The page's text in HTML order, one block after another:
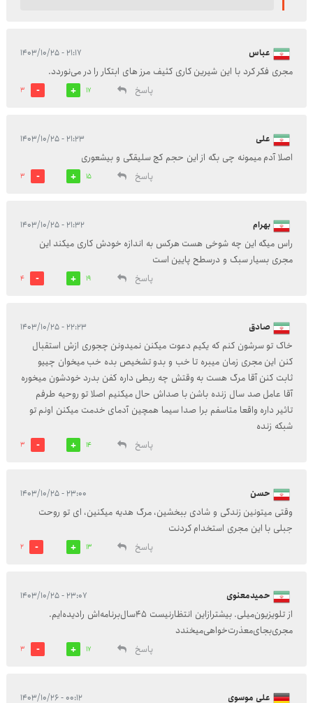
عباس ۲۱:۱۷ - ۱۴۰۳/۱۰/۲۵
مجری فکر کرد با این شیرین کاری کثیف مرز های ابتکار را در می‌نوردد.
پاسخ
17
3
علی ۲۱:۲۳ - ۱۴۰۳/۱۰/۲۵
اصلا آدم میمونه چی بگه از این حجم کج سلیقگی و بیشعوری
پاسخ
15
3
بهرام ۲۱:۳۲ - ۱۴۰۳/۱۰/۲۵
راس میگه این چه شوخی هست هرکس به اندازه خودش کاری میکند این
مجری بسیار سبک و درسطح پایین است
پاسخ
19
4
صادق ۲۲:۲۳ - ۱۴۰۳/۱۰/۲۵
خاک تو سرشون کنم که یکیم دعوت میکنن نمیدونن چجوری ازش استقبال
کنن این مجری زمان میبره تا خب و بدو تشخیص بده خب میخوان چییو
ثابت کنن آقا مرگ هست به وقتش چه ربطی داره کفن بدرد خودشون میخوره
آقا عامل صد سال زنده باشن با صداش حال میکنیم اصلا تو روحیه طرفم
تاثیر داره واقعا متاسفم برا صدا سیما همچین آدمای خدمت میکنن اونم تو
شبکه زنده
پاسخ
14
3
حسن ۲۳:۰۰ - ۱۴۰۳/۱۰/۲۵
وقتی میتونین زندگی و شادی ببخشین، مرگ هدیه میکنین، ای تو روحت
جبلی با این مجری استخدام کردنت
پاسخ
13
2
حمید‌معنوی ۲۳:۰۷ - ۱۴۰۳/۱۰/۲۵
از تلویزیون‌میلی. بیشترازاین انتظار‌نیست ۴۵سال‌‌‌برنامه‌اش‌ را‌دیده‌ایم.
مجری‌بجای‌معذرت‌خواهی‌میخندد
پاسخ
17
3
علی موسوی ۰۰:۱۲ - ۱۴۰۳/۱۰/۲۶